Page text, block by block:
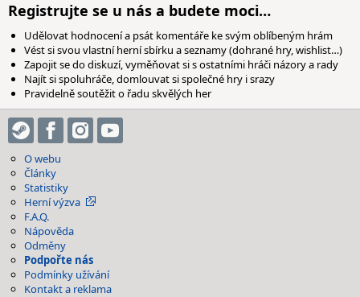
Registrujte se u nás a budete moci…
Udělovat hodnocení a psát komentáře ke svým oblíbeným hrám
Vést si svou vlastní herní sbírku a seznamy (dohrané hry, wishlist…)
Zapojit se do diskuzí, vyměňovat si s ostatními hráči názory a rady
Najít si spoluhráče, domlouvat si společné hry i srazy
Pravidelně soutěžit o řadu skvělých her
O webu
Články
Statistiky
Herní výzva
F.A.Q.
Nápověda
Odměny
Podpořte nás
Podmínky užívání
Kontakt a reklama